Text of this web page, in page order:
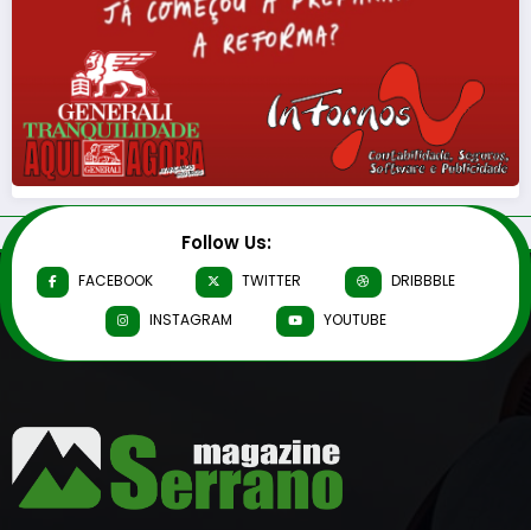
Follow Us:
FACEBOOK TWITTER
DRIBBBLE
INSTAGRAM
YOUTUBE